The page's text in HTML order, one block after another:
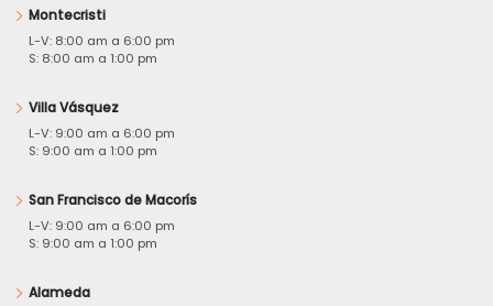
Montecristi
L-V: 8:00 am a 6:00 pm
S: 8:00 am a 1:00 pm
Villa Vásquez
L-V: 9:00 am a 6:00 pm
S: 9:00 am a 1:00 pm
San Francisco de Macorís
L-V: 9:00 am a 6:00 pm
S: 9:00 am a 1:00 pm
Alameda